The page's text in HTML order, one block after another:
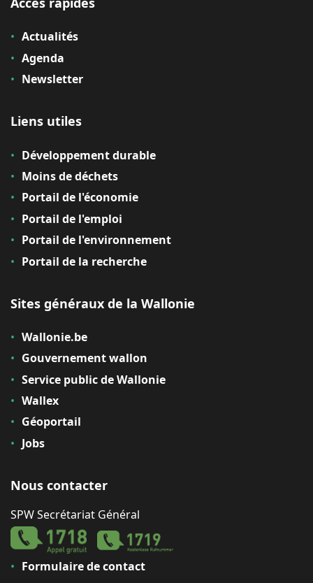
Actualités
Agenda
Newsletter
Liens utiles
Développement durable
Moins de déchets
Portail de l'économie
Portail de l'emploi
Portail de l'environnement
Portail de la recherche
Sites généraux de la Wallonie
Wallonie.be
Gouvernement wallon
Service public de Wallonie
Wallex
Géoportail
Jobs
Nous contacter
SPW Secrétariat Général
Formulaire de contact